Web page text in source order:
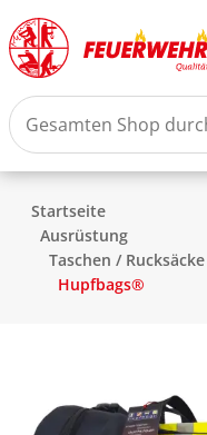
Startseite
Ausrüstung
Taschen / Rucksäcke
Hupfbags®